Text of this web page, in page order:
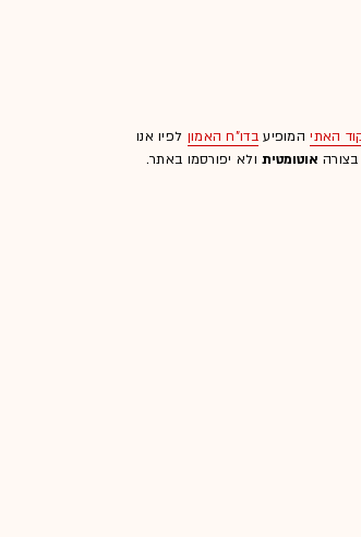
האתיהמופיעבדו"ח האמון לפיו אנו
אוטומטיתולא יפורסמו באתר.